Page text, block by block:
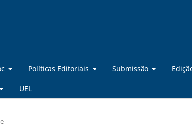
Políticas Editoriais Submissão
UEL